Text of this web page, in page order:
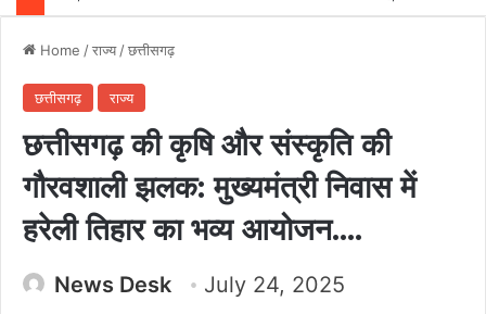
Home /राज्य/छत्तीसगढ़
छत्तीसगढ़ राज्य
छत्तीसगढ़ की कृषि और संस्कृति की
गौरवशाली झलक: मुख्यमंत्री निवास में
हरेली तिहार का भव्य आयोजन….
News Desk
July 24, 2025